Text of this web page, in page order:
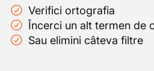
Verifici ortografia
Încerci un alt termen de
Sau elimini câteva filtre